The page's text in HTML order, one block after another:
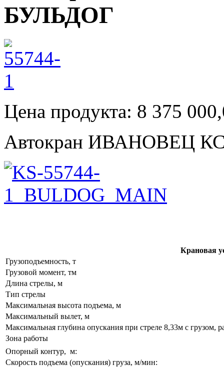
БУЛЬДОГ
Цена продукта: 8 375
Автокран ИВАНОВЕЦ
Крановая
Грузоподъемность, т
Грузовой момент, тм
Длина стрелы, м
Тип стрелы
Максимальная высота подъема, м
Максимальный вылет, м
Максимальная глубина опускания при стреле 8,33м с грузом,
Зона работы
Опорный контур, м:
Скорость подъема (опускания) груза, м/мин: